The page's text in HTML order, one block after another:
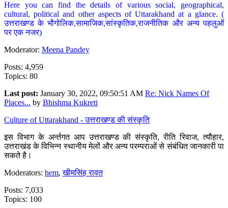
Here you can find the details of various social, geographical,
cultural, political and other aspects of Uttarakhand at a glance. (
उत्तराखण्ड के भौगोलिक,सामाजिक,सांस्कृतिक,राजनीतिक और अन्य पहलुओं
पर एक नजर)
Moderator: Meena Pandey
Posts: 4,959
Topics: 80
Last post: January 30, 2022, 09:50:51 AM Re: Nick Names Of
Places... by Bhishma Kukreti
Culture of Uttarakhand - उत्तराखण्ड की संस्कृति
इस विभाग के अर्न्तगत आप उत्तराखण्ड की संस्कृति, रीति रिवाज, त्यौहार,
उत्तराखंड के विभिन्न स्थानीय मेलों और अन्य परम्पराओं से संबंधित जानकारी पा
सकते है।
Moderators: hem,खीमसिंह रावत
Posts: 7,033
Topics: 100